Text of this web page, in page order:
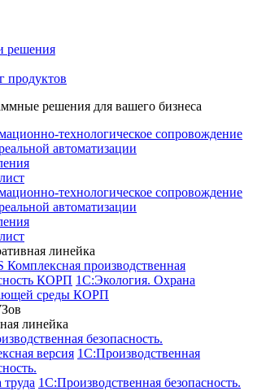
решения
продуктов
решения для вашего бизнеса
технологическое сопровождение
автоматизации
технологическое сопровождение
автоматизации
линейка
Комплексная производственная
КОРП 1С:Экология. Охрана
среды КОРП
линейка
безопасность.
версия 1C:Производственная
1C:Производственная безопасность.